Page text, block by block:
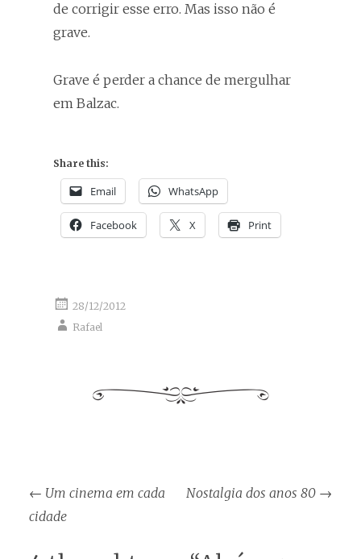
de corrigir esse erro. Mas isso não é
grave.
Grave é perder a chance de mergulhar
em Balzac.
Share this:
Email WhatsApp
Facebook X Print
28/12/2012
Rafael
Post
navigation
← Um cinema em cada
cidade
Nostalgia dos anos 80 →